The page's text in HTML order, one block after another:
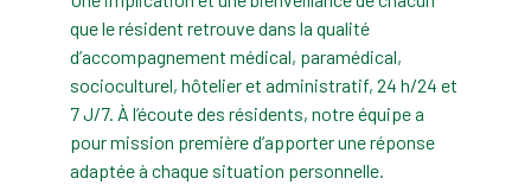
que le résident retrouve dans la qualité
d’accompagnement médical, paramédical,
socioculturel, hôtelier et administratif, 24 h/24 et
7 J/7. À l’écoute des résidents, notre équipe a
pour mission première d’apporter une réponse
adaptée à chaque situation personnelle.